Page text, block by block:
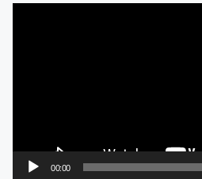
00:00